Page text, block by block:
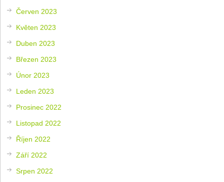
Červen 2023
Květen 2023
Duben 2023
Březen 2023
Únor 2023
Leden 2023
Prosinec 2022
Listopad 2022
Říjen 2022
Září 2022
Srpen 2022